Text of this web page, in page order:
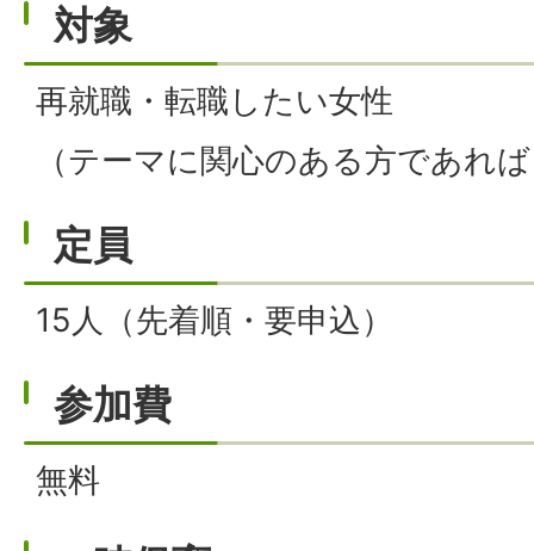
対象
再就職・転職したい女性
（テーマに関心のある方であれ
定員
15人（先着順・要申込）
参加費
無料